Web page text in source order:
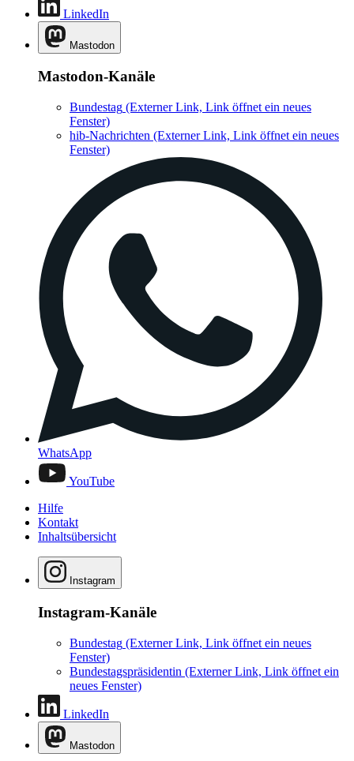
LinkedIn
Mastodon
Mastodon-Kanäle
Bundestag (Externer Link, Link öffnet ein neues
Fenster)
hib-Nachrichten (Externer Link, Link öffnet ein neues
Fenster)
WhatsApp
YouTube
Hilfe
Kontakt
Inhaltsübersicht
Instagram
Instagram-Kanäle
Bundestag (Externer Link, Link öffnet ein neues
Fenster)
Bundestagspräsidentin (Externer Link, Link öffnet ein
neues Fenster)
LinkedIn
Mastodon